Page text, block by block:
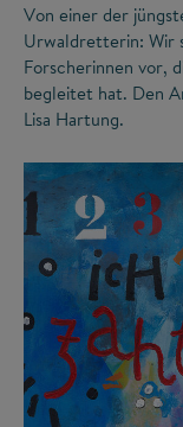
Von einer der
Urwaldretterin: Wir
Forscherinnen vor,
begleitet hat. Den
Lisa Hartung.